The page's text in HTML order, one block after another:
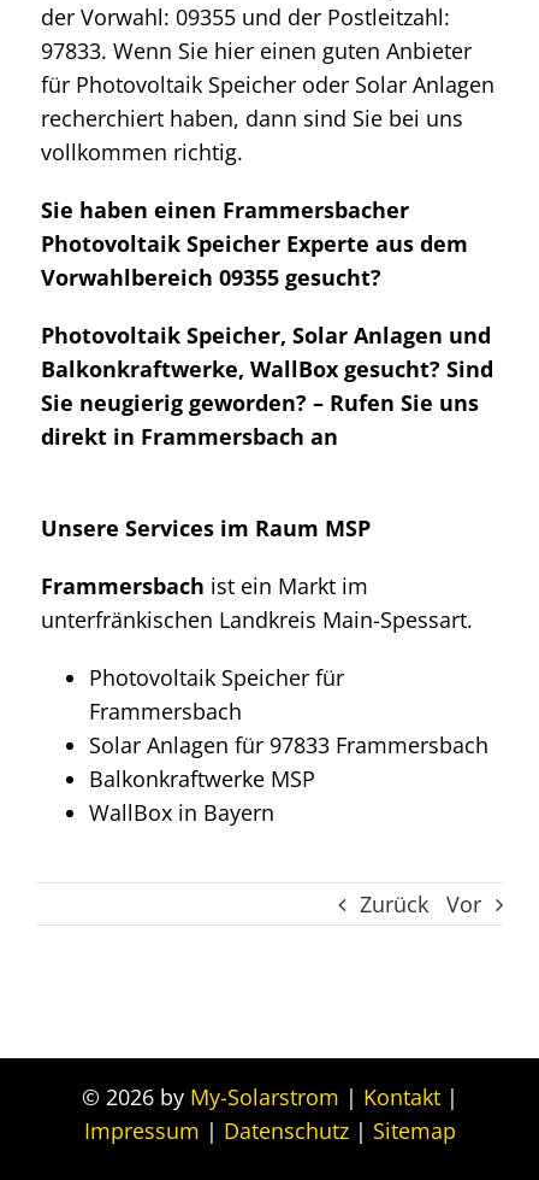
der Vorwahl: 09355 und der Postleitzahl:
97833. Wenn Sie hier einen guten Anbieter
für Photovoltaik Speicher oder Solar Anlagen
recherchiert haben, dann sind Sie bei uns
vollkommen richtig.
Sie haben einen Frammersbacher
Photovoltaik Speicher Experte aus dem
Vorwahlbereich 09355 gesucht?
Photovoltaik Speicher, Solar Anlagen und
Balkonkraftwerke, WallBox gesucht? Sind
Sie neugierig geworden? – Rufen Sie uns
direkt in Frammersbach an
Unsere Services im Raum MSP
Frammersbach ist ein Markt im
unterfränkischen Landkreis Main-Spessart.
Photovoltaik Speicher für
Frammersbach
Solar Anlagen für 97833 Frammersbach
Balkonkraftwerke MSP
WallBox in Bayern
Zurück Vor
© 2026 by My-Solarstrom | Kontakt|
Impressum | Datenschutz| Sitemap